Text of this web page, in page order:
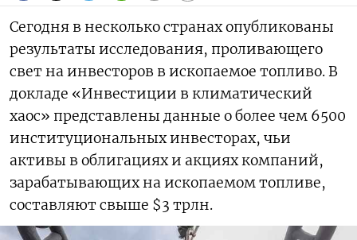
Сегодня в несколько странах опубликованы
результаты исследования, проливающего
свет на инвесторов в ископаемое топливо. В
докладе «Инвестиции в климатический
хаос» представлены данные о более чем 6500
институциональных инвесторах, чьи
активы в облигациях и акциях компаний,
зарабатывающих на ископаемом топливе,
составляют свыше $3 трлн.